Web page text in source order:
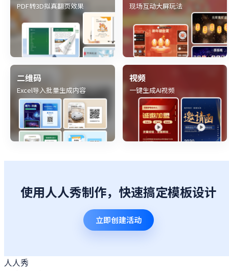
PDF转3D拟真翻页效果 现场互动大屏玩法
二维码
Excel导入批量生成内容
视频
一键生成AI视频
使用人人秀制作，快速搞定模板设计
立即创建活动
人人秀